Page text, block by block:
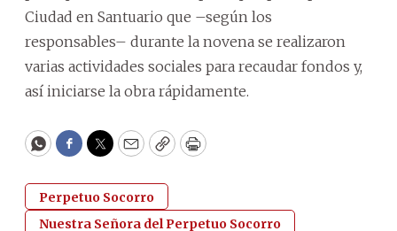
Ciudad en Santuario que –según los
responsables– durante la novena se realizaron
varias actividades sociales para recaudar fondos y,
así iniciarse la obra rápidamente.
WhatsApp
Facebook
Twitter
EmailCopyPrint
Perpetuo Socorro
Nuestra Señora del Perpetuo Socorro